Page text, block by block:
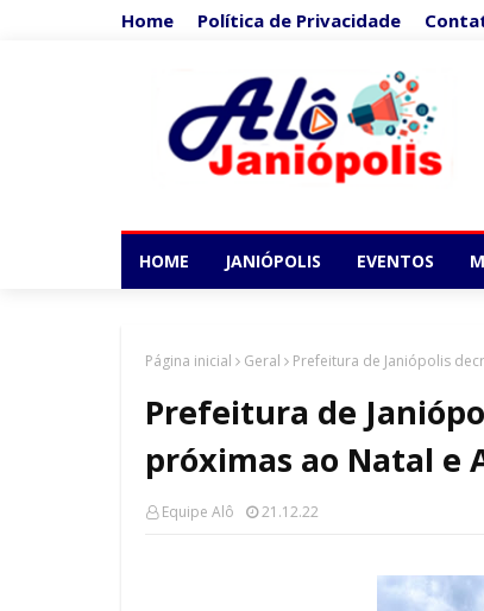
Home Política de Privacidade
HOME JANIÓPOLIS EVENTOS
Página inicial Geral Prefeitura de Janiópolis
Prefeitura de
próximas ao Natal e
Equipe Alô 21.12.22